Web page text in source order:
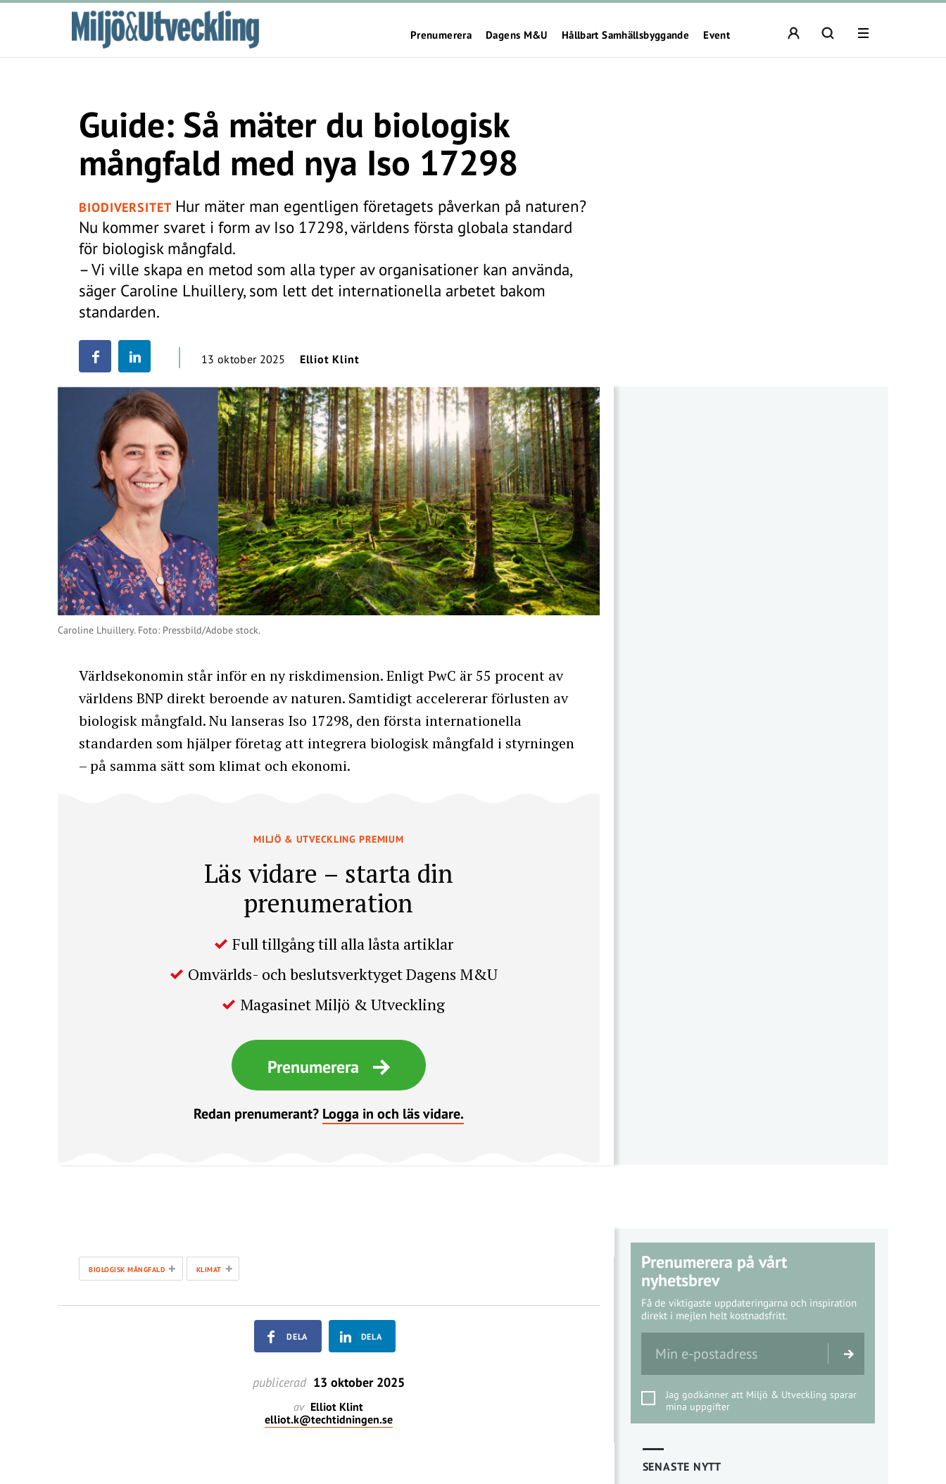
Prenumerera Dagens M&U Hållbart Samhällsbyggande Event
Guide: Så mäter du biologisk
mångfald med nya Iso 17298
BIODIVERSITET Hur mäter man egentligen företagets påverkan på naturen?
Nu kommer svaret i form av Iso 17298, världens första globala standard
för biologisk mångfald.
– Vi ville skapa en metod som alla typer av organisationer kan använda,
säger Caroline Lhuillery, som lett det internationella arbetet bakom
standarden.
13 oktober 2025 Elliot Klint
Caroline Lhuillery. Foto: Pressbild/Adobe stock.
Världsekonomin står inför en ny riskdimension. Enligt PwC är 55 procent av
världens BNP direkt beroende av naturen. Samtidigt accelererar förlusten av
biologisk mångfald. Nu lanseras Iso 17298, den första internationella
standarden som hjälper företag att integrera biologisk mångfald i styrningen
– på samma sätt som klimat och ekonomi.
MILJÖ & UTVECKLING PREMIUM
Läs vidare – starta din
prenumeration
Full tillgång till alla låsta artiklar
Omvärlds- och beslutsverktyget Dagens M&U
Magasinet Miljö & Utveckling
Prenumerera
Redan prenumerant? Logga in och läs vidare.
BIOLOGISK MÅNGFALD + KLIMAT +
DELA DELA
publicerad 13 oktober 2025
av Elliot Klint
elliot.k@techtidningen.se
Prenumerera på vårt
nyhetsbrev
Få de viktigaste uppdateringarna och inspiration
direkt i mejlen helt kostnadsfritt.
Jag godkänner att Miljö & Utveckling sparar
mina uppgifter
SENASTE NYTT